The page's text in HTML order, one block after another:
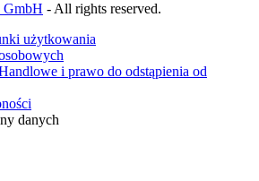
GmbH - All rights reserved.
użytkowania
i prawo do odstąpienia od
danych